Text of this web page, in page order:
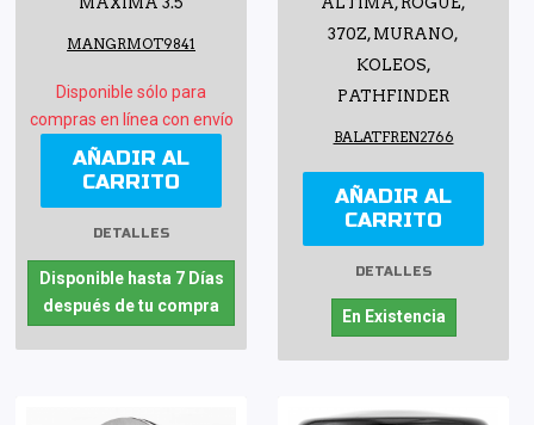
MANGRMOT9841
Disponible sólo para
compras en línea con envío
AÑADIR AL
CARRITO
DETALLES
Disponible hasta 7 Días
después de tu compra
370Z, MURANO,
KOLEOS,
PATHFINDER
BALATFREN2766
AÑADIR AL
CARRITO
DETALLES
En Existencia